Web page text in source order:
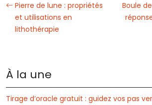
Pierre de lune : propriétés
et utilisations en
lithothérapie
Boule
À la une
Tirage d’oracle gratuit : guidez vos pas